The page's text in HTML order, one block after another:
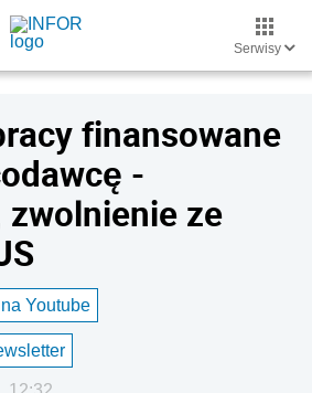
Serwisy
finansowane
-
ze
Youtube